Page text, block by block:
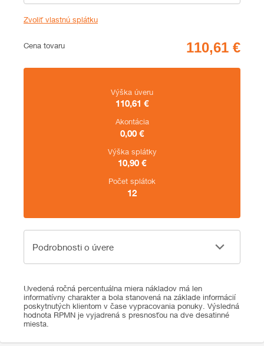
Zvoliť vlastnú splátku
Cena
Cena tovaru
Zhrnutie
Výška úveru
110,61 €
Akontácia
0,00 €
Výška splátky
10,90 €
Počet splátok
12
Podrobnosti o úvere
Podrobnosti o úvere
Uvedená ročná percentuálna miera nákladov má len
informatívny charakter a bola stanovená na základe informácií
poskytnutých klientom v čase vypracovania ponuky. Výsledná
hodnota RPMN je vyjadrená s presnosťou na dve desatinné
miesta.